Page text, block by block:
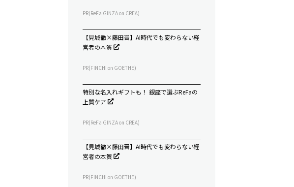
PR(ReFa GINZA on CREA)
【見城徹×藤田晋】AI時代でも変わらない経
営者の本質
PR(FINCHI on GOETHE)
特別な名入れギフトも！ 銀座で選ぶReFaの
上質ケア
PR(ReFa GINZA on CREA)
【見城徹×藤田晋】AI時代でも変わらない経
営者の本質
PR(FINCHI on GOETHE)